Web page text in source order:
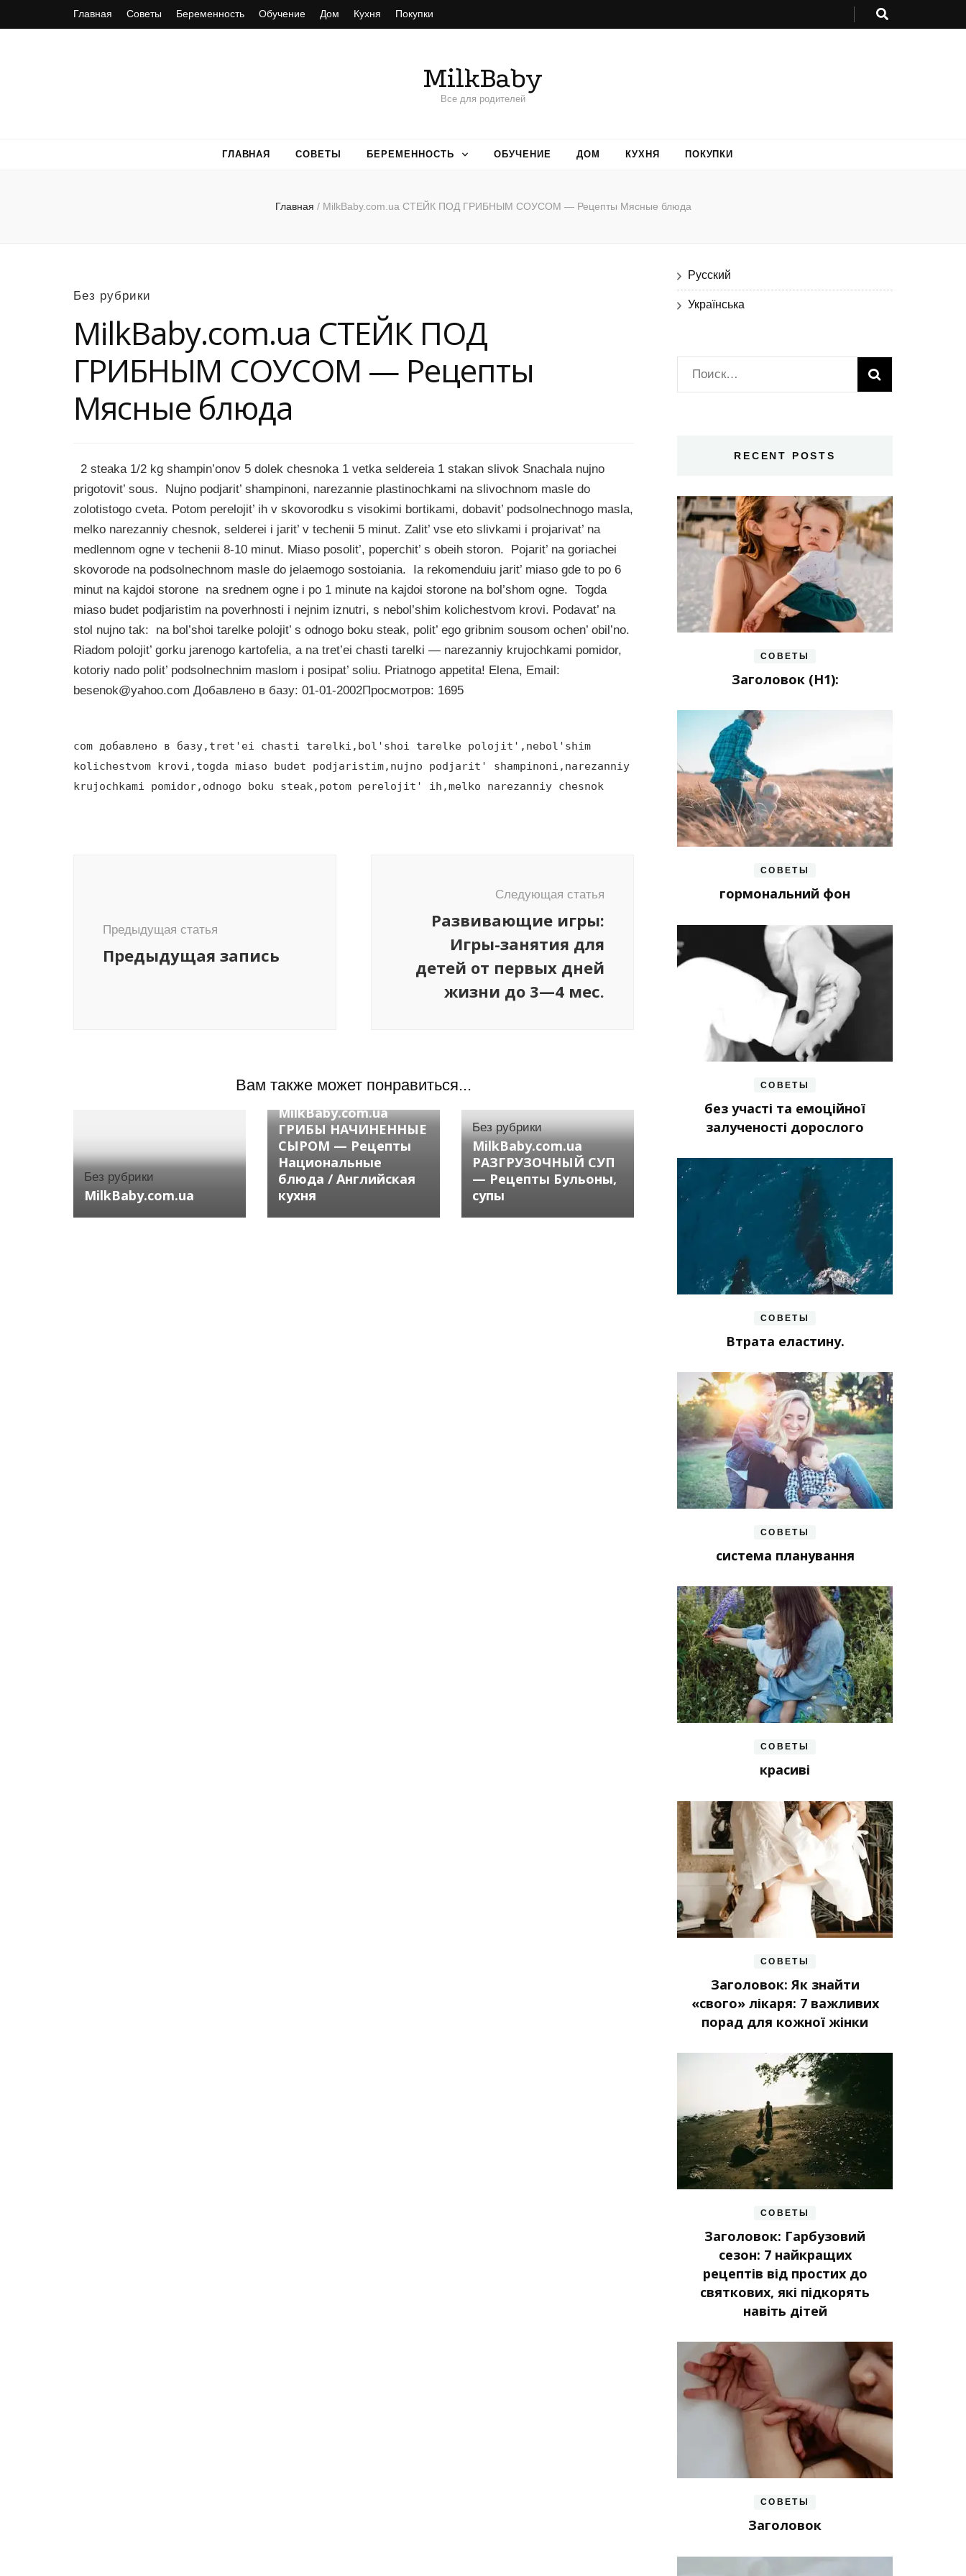
Главная Советы Беременность Обучение Дом Кухня Покупки
MilkBaby
Все для родителей
ГЛАВНАЯ СОВЕТЫ БЕРЕМЕННОСТЬ ОБУЧЕНИЕ ДОМ КУХНЯ ПОКУПКИ
Главная / MilkBaby.com.ua СТЕЙК ПОД ГРИБНЫМ СОУСОМ — Рецепты Мясные блюда
Без рубрики
MilkBaby.com.ua СТЕЙК ПОД
ГРИБНЫМ СОУСОМ — Рецепты
Мясные блюда
2 steaka 1/2 kg shampin’onov 5 dolek chesnoka 1 vetka seldereia 1 stakan slivok Snachala nujno
prigotovit’ sous. Nujno podjarit’ shampinoni, narezannie plastinochkami na slivochnom masle do
zolotistogo cveta. Potom perelojit’ ih v skovorodku s visokimi bortikami, dobavit’ podsolnechnogo masla,
melko narezanniy chesnok, selderei i jarit’ v techenii 5 minut. Zalit’ vse eto slivkami i projarivat’ na
medlennom ogne v techenii 8-10 minut. Miaso posolit’, poperchit’ s obeih storon. Pojarit’ na goriachei
skovorode na podsolnechnom masle do jelaemogo sostoiania. Ia rekomenduiu jarit’ miaso gde to po 6
minut na kajdoi storone na srednem ogne i po 1 minute na kajdoi storone na bol’shom ogne. Togda
miaso budet podjaristim na poverhnosti i nejnim iznutri, s nebol’shim kolichestvom krovi. Podavat’ na
stol nujno tak: na bol’shoi tarelke polojit’ s odnogo boku steak, polit’ ego gribnim sousom ochen’ obil’no.
Riadom polojit’ gorku jarenogo kartofelia, a na tret’ei chasti tarelki — narezanniy krujochkami pomidor,
kotoriy nado polit’ podsolnechnim maslom i posipat’ soliu. Priatnogo appetita! Elena, Email:
besenok@yahoo.com Добавлено в базу: 01-01-2002Просмотров: 1695
com добавлено в базу,tret'ei chasti tarelki,bol'shoi tarelke polojit',nebol'shim
kolichestvom krovi,togda miaso budet podjaristim,nujno podjarit' shampinoni,narezanniy
krujochkami pomidor,odnogo boku steak,potom perelojit' ih,melko narezanniy chesnok
Предыдущая статья
Предыдущая запись
Следующая статья
Развивающие игры:
Игры-занятия для
детей от первых дней
жизни до 3—4 мес.
Вам также может понравиться...
Без рубрики
MilkBaby.com.ua
Без рубрики
MilkBaby.com.ua
ГРИБЫ НАЧИНЕННЫЕ
СЫРОМ — Рецепты
Национальные
блюда / Английская
кухня
Без рубрики
MilkBaby.com.ua
РАЗГРУЗОЧНЫЙ СУП
— Рецепты Бульоны,
супы
Русский
Українська
Найти:
RECENT POSTS
СОВЕТЫ
Заголовок (H1):
СОВЕТЫ
гормональний фон
СОВЕТЫ
без участі та емоційної
залученості дорослого
СОВЕТЫ
Втрата еластину.
СОВЕТЫ
система планування
СОВЕТЫ
красиві
СОВЕТЫ
Заголовок: Як знайти
«свого» лікаря: 7 важливих
порад для кожної жінки
СОВЕТЫ
Заголовок: Гарбузовий
сезон: 7 найкращих
рецептів від простих до
святкових, які підкорять
навіть дітей
СОВЕТЫ
Заголовок